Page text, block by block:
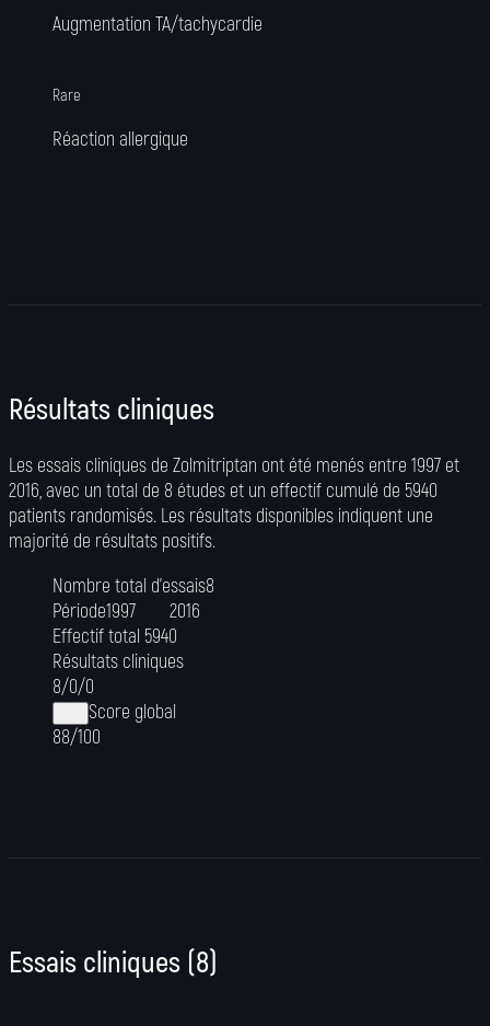
Augmentation TA/tachycardie
Rare
Réaction allergique
Résultats cliniques
Les essais cliniques de Zolmitriptan ont été menés entre 1997 et
2016, avec un total de 8 études et un effectif cumulé de 5940
patients randomisés. Les résultats disponibles indiquent une
majorité de résultats positifs.
Nombre total d’essais8
Période1997
2016
Effectif total 5940
Résultats cliniques
8/0/0
Score global
88/100
Essais cliniques (8)